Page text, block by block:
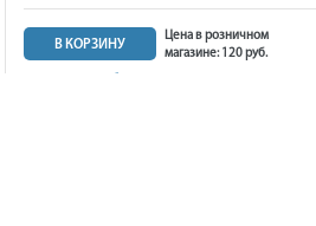
В КОРЗИНУ
Цена в розничном
магазине: 120 руб.